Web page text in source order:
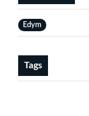
Edym
Tags